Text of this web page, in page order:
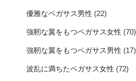
優雅なペガサス男性 (22)
強靭な翼をもつペガサス女性 (70)
強靭な翼をもつペガサス男性 (17)
波乱に満ちたペガサス女性 (72)